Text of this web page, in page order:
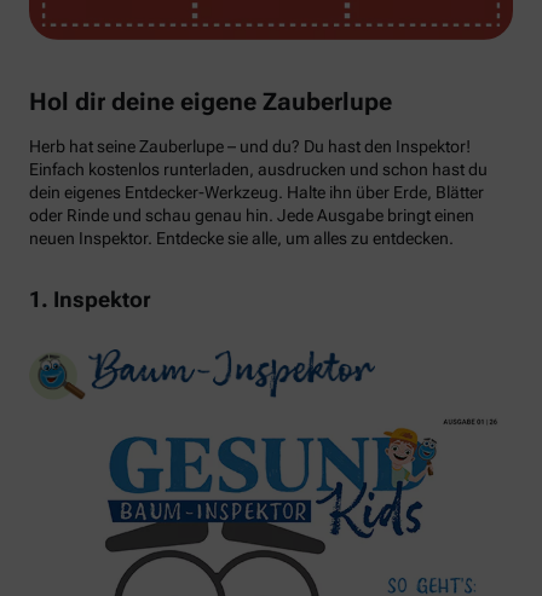
Hol dir deine eigene Zauberlupe
Herb hat seine Zauberlupe – und du? Du hast den Inspektor!
Einfach kostenlos runterladen, ausdrucken und schon hast du
dein eigenes Entdecker-Werkzeug. Halte ihn über Erde, Blätter
oder Rinde und schau genau hin. Jede Ausgabe bringt einen
neuen Inspektor. Entdecke sie alle, um alles zu entdecken.
1. Inspektor